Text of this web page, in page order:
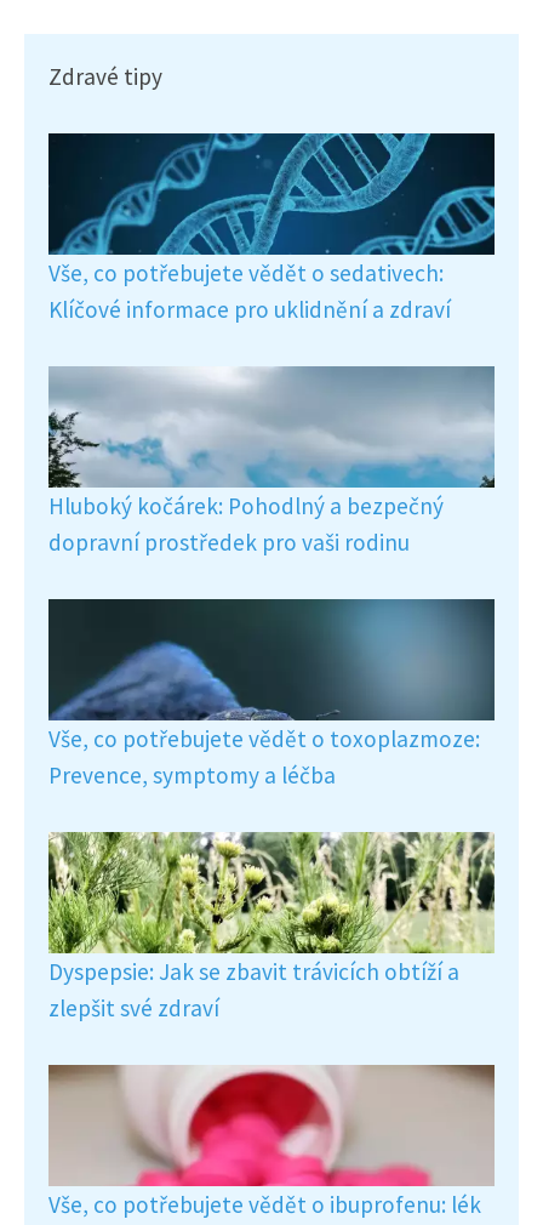
Zdravé tipy
Vše, co potřebujete vědět o sedativech:
Klíčové informace pro uklidnění a zdraví
Hluboký kočárek: Pohodlný a bezpečný
dopravní prostředek pro vaši rodinu
Vše, co potřebujete vědět o toxoplazmoze:
Prevence, symptomy a léčba
Dyspepsie: Jak se zbavit trávicích obtíží a
zlepšit své zdraví
Vše, co potřebujete vědět o ibuprofenu: lék